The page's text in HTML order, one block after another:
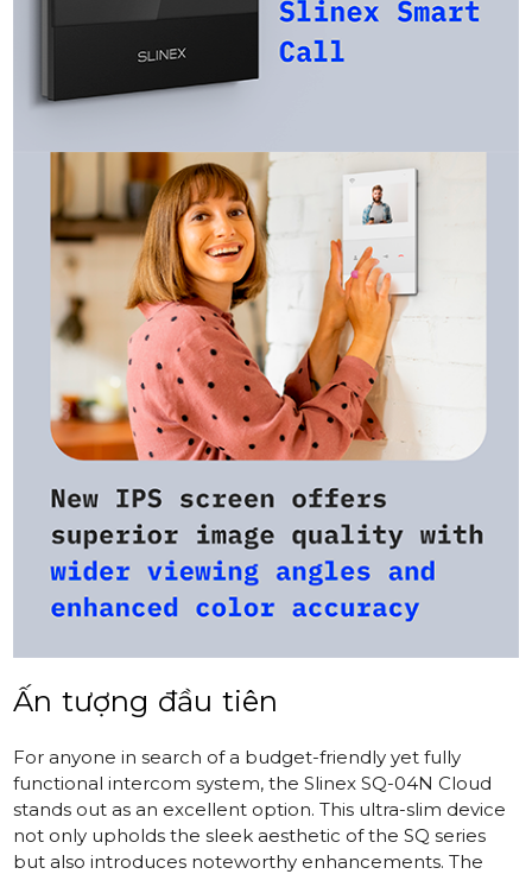
Ấn tượng đầu tiên
For anyone in search of a budget-friendly yet fully
functional intercom system, theSlinex SQ-04N Cloud
stands out as an excellent option. This ultra-slim device
not only upholds the sleek aesthetic of the SQ series
but also introduces noteworthy enhancements. The